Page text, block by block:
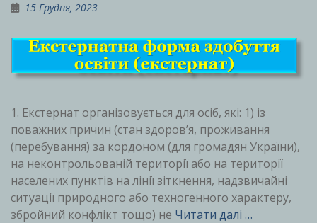
15 Грудня, 2023
1. Екстернат організовується для осіб, які: 1) із
поважних причин (стан здоров’я, проживання
(перебування) за кордоном (для громадян України),
на неконтрольованій території або на території
населених пунктів на лінії зіткнення, надзвичайні
ситуації природного або техногенного характеру,
збройний конфлікт тощо) не Читати далі …